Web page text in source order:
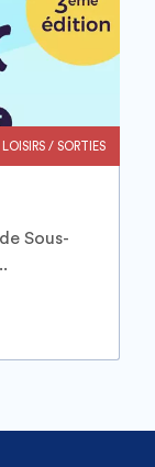
LOISIRS / SORTIES
Sous-